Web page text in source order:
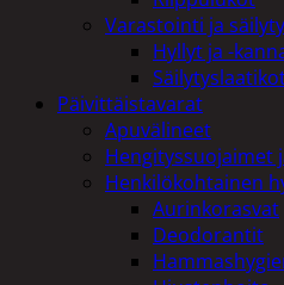
Varastointi ja
Hyllyt ja -
Päivittäistavarat
Apuvälineet
Hengityssuojaimet
Henkilökohtainen
Aurinkorasvat
Deodorantit